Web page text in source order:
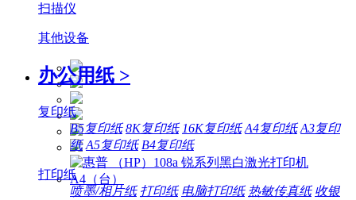
扫描仪
其他设备
办公用纸 >
复印纸
B5复印纸 8K复印纸 16K复印纸 A4复印纸 A3复印
纸 A5复印纸 B4复印纸
打印纸
喷墨/相片纸 打印纸 电脑打印纸 热敏传真纸 收银